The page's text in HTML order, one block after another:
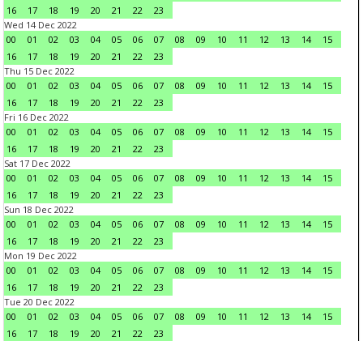
16
17 18 19 20 21 22
23
Wed 14 Dec 2022
00
01 02 03 04 05 06 07 08 09 10 11 12 13 14
15
16
17 18 19 20 21 22
23
Thu 15 Dec 2022
00
01 02 03 04 05 06 07 08 09 10 11 12 13 14
15
16
17 18 19 20 21 22
23
Fri 16 Dec 2022
00
01 02 03 04 05 06 07 08 09 10 11 12 13 14
15
16
17 18 19 20 21 22
23
Sat 17 Dec 2022
00
01 02 03 04 05 06 07 08 09 10 11 12 13 14
15
16
17 18 19 20 21 22
23
Sun 18 Dec 2022
00
01 02 03 04 05 06 07 08 09 10 11 12 13 14
15
16
17 18 19 20 21 22
23
Mon 19 Dec 2022
00
01 02 03 04 05 06 07 08 09 10 11 12 13 14
15
16
17 18 19 20 21 22
23
Tue 20 Dec 2022
00
01 02 03 04 05 06 07 08 09 10 11 12 13 14
15
16
17 18 19 20 21 22
23